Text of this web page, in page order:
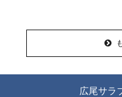
広尾サラ